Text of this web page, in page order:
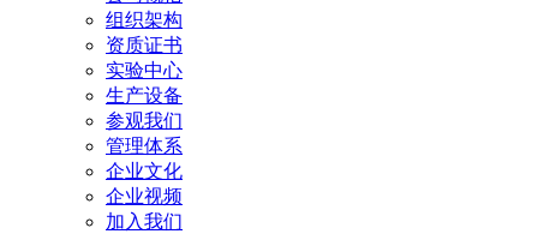
组织架构
资质证书
实验中心
生产设备
参观我们
管理体系
企业文化
企业视频
加入我们